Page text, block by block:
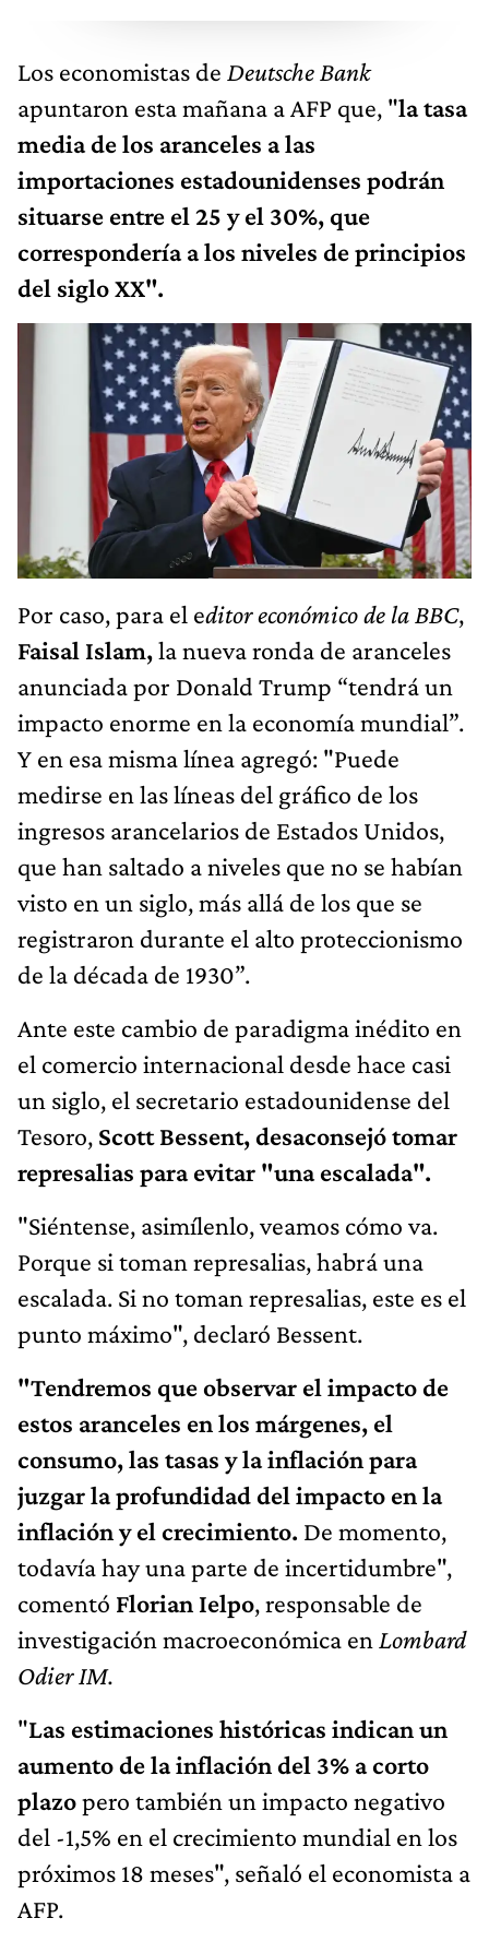
Los economistas de Deutsche Bank
apuntaron esta mañana a AFP que, "la tasa
media de los aranceles a las
importaciones estadounidenses podrán
situarse entre el 25 y el 30%, que
correspondería a los niveles de principios
del siglo XX".
Por caso, para el editor económico de la BBC,
Faisal Islam,la nueva ronda de aranceles
anunciada por Donald Trump “tendrá un
impacto enorme en la economía mundial”.
Y en esa misma línea agregó: "Puede
medirse en las líneas del gráfico de los
ingresos arancelarios de Estados Unidos,
que han saltado a niveles que no se habían
visto en un siglo, más allá de los que se
registraron durante el alto proteccionismo
de la década de 1930”.
Ante este cambio de paradigma inédito en
el comercio internacional desde hace casi
un siglo, el secretario estadounidense del
Tesoro, Scott Bessent, desaconsejó tomar
represalias para evitar "una escalada".
"Siéntense, asimílenlo, veamos cómo va.
Porque si toman represalias, habrá una
escalada. Si no toman represalias, este es el
punto máximo", declaró Bessent.
"Tendremos que observar el impacto de
estos aranceles en los márgenes, el
consumo, las tasas y la inflación para
juzgar la profundidad del impacto en la
inflación y el crecimiento. De momento,
todavía hay una parte de incertidumbre",
comentó Florian Ielpo, responsable de
investigación macroeconómica en Lombard
Odier IM.
"Las estimaciones históricas indican un
aumento de la inflación del 3% a corto
plazopero también un impacto negativo
del -1,5% en el crecimiento mundial en los
próximos 18 meses", señaló el economista a
AFP.